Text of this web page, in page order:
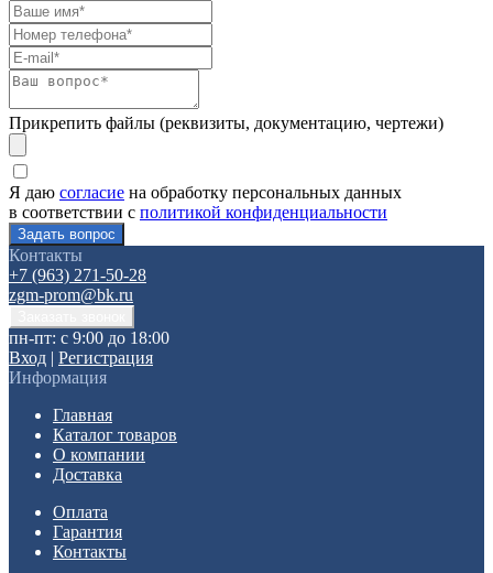
Прикрепить файлы (реквизиты, документацию, чертежи)
Я даю согласие на обработку персональных данных
в соответствии с политикой конфиденциальности
Контакты
+7 (963) 271-50-28
zgm-prom@bk.ru
пн-пт: с 9:00 до 18:00
Вход | Регистрация
Информация
Главная
Каталог товаров
О компании
Доставка
Оплата
Гарантия
Контакты